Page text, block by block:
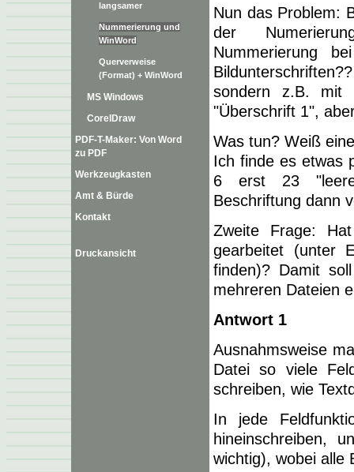
langsamer
Nummerierung und
WinWord
Querverweise
(Format) + WinWord
MS Windows
CorelDraw
PDF-T-Maker: Von Word
zu PDF
Werkzeugkasten
Amt & Bürde
Kontakt
Druckansicht
Nun das Problem:
der
Nummerierung
sondern z.B. mit
"Überschrift 1",
Was tun? Weiß
Ich finde es etwas
6 erst 23
Beschriftung dann
Zweite Frage:
gearbeitet (unter
finden)? Damit
mehreren Dateien
Antwort 1
Ausnahmsweise
Datei so viele
schreiben, wie
In jede
hineinschreiben,
wichtig), wobei alle